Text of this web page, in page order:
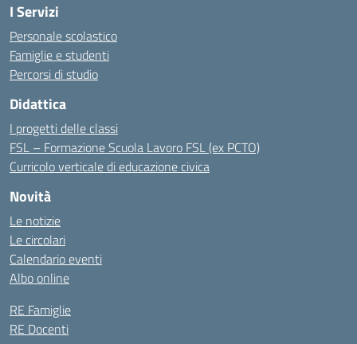
I Servizi
Personale scolastico
Famiglie e studenti
Percorsi di studio
Didattica
I progetti delle classi
FSL – Formazione Scuola Lavoro FSL (ex PCTO)
Curricolo verticale di educazione civica
Novità
Le notizie
Le circolari
Calendario eventi
Albo online
RE Famiglie
RE Docenti